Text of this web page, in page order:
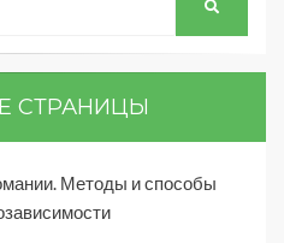
СТРАНИЦЫ
Методы и способы